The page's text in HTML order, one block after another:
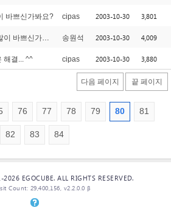
바쁘신가봐요? cipas 2003-10-30 3,801
바쁘신가봐요? 송원석 2003-10-30 4,009
해결... ^^ cipas 2003-10-30 3,880
다음 페이지 끝 페이지
76 77 78 79 80 81
82 83 84
EGOCUBE. ALL RIGHTS RESERVED.
Count: 29,400,156, v2.2.0.0 β